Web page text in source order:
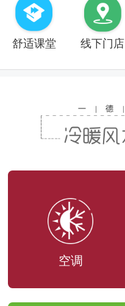
舒适课堂 线下门店
空调